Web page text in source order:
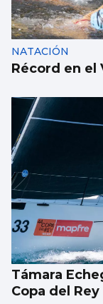
NATACIÓN
Récord en el
Támara
Copa del Rey